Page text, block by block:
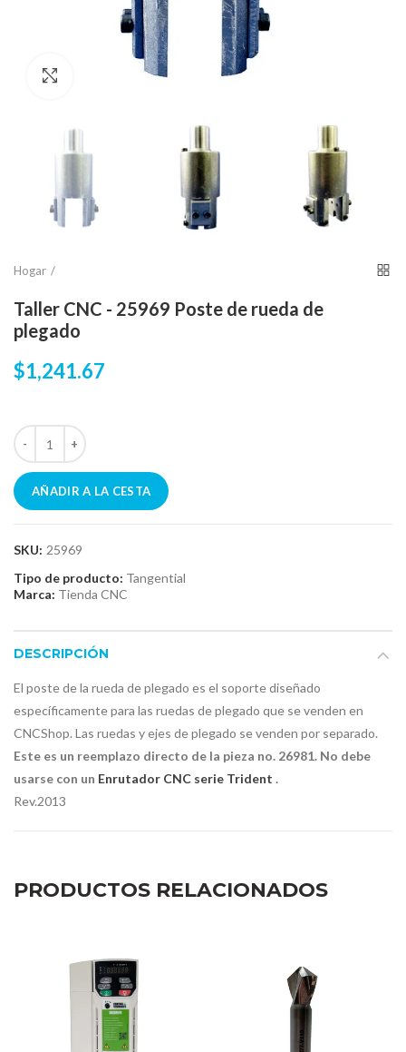
Click para agrandar
Hogar
Taller CNC - 25969 Poste de rueda de
plegado
$1,241.67
AÑADIR A LA CESTA
SKU: 25969
Tipo de producto: Tangential
Marca: Tienda CNC
DESCRIPCIÓN
El poste de la rueda de plegado es el soporte diseñado
específicamente para las ruedas de plegado que se venden en
CNCShop. Las ruedas y ejes de plegado se venden por separado.
Este es un reemplazo directo de la pieza no. 26981. No debe
usarse con un Enrutador CNC serie Trident .
Rev.2013
PRODUCTOS RELACIONADOS